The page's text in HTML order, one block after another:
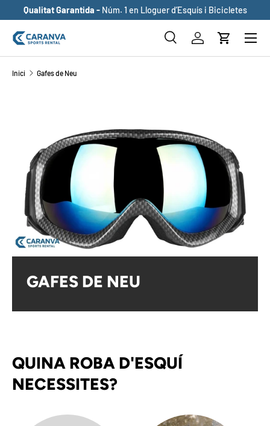
ANAR AL CONTINGUT
Qualitat Garantida - Núm. 1 en Lloguer d’Esquís i Bicicletes
Cerca
BuscarInicia sessió
Cistella
Inici Gafes de Neu
GAFES DE NEU
QUINA ROBA D'ESQUÍ
NECESSITES?